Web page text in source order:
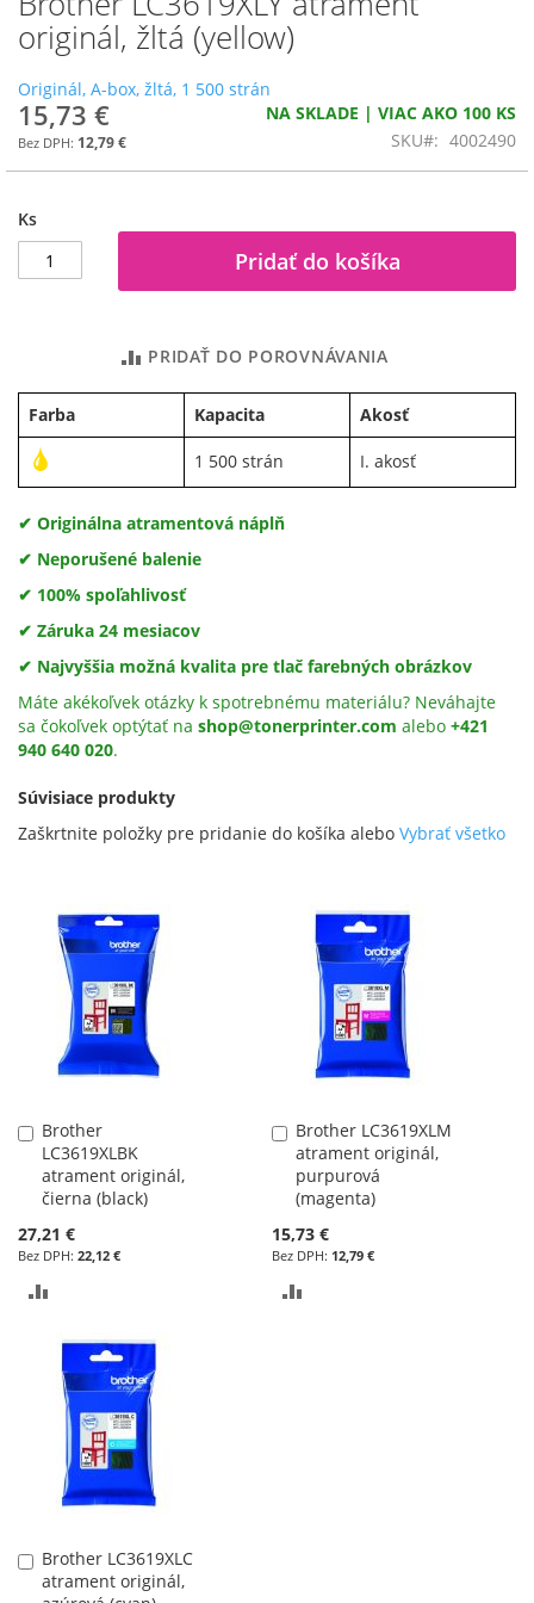
originál, žltá (yellow)
Originál, A-box, žltá, 1 500 strán
15,73 €
12,79 €
NA SKLADE | VIAC AKO 100 KS
SKU
4002490
Ks
Pridať do košíka
PRIDAŤ DO POROVNÁVANIA
Farba Kapacita Akosť
1 500 strán I. akosť
✔ Originálna atramentová náplň
✔ Neporušené balenie
✔ 100% spoľahlivosť
✔ Záruka 24 mesiacov
✔ Najvyššia možná kvalita pre tlač farebných obrázkov
Máte akékoľvek otázky k spotrebnému materiálu? Neváhajte
sa čokoľvek optýtať na shop@tonerprinter.com alebo +421
940 640 020.
na
začiatok
obrázkov
Súvisiace produkty
Zaškrtnite položky pre pridanie do košíka alebo Vybrať všetko
Brother
LC3619XLBK
atrament originál,
čierna (black)
27,21 €
22,12 €
Pridať
do
košíka
POROVNÁVANIA
Brother LC3619XLM
atrament originál,
purpurová
(magenta)
15,73 €
12,79 €
Pridať
do
košíka
Brother LC3619XLC
atrament originál,
Pridať
do